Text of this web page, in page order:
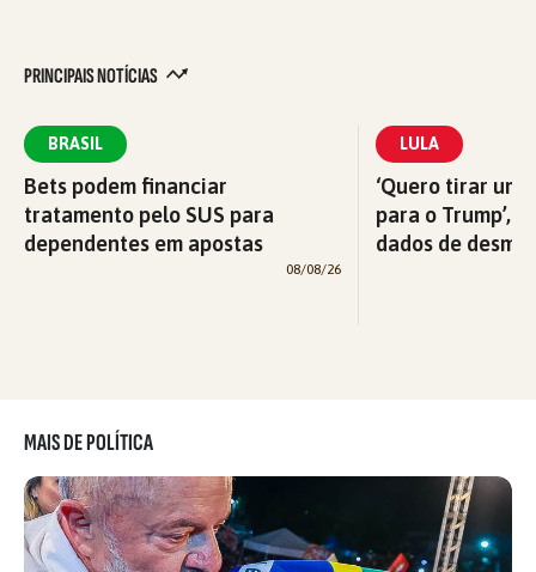
PRINCIPAIS NOTÍCIAS
BRASIL
Bets podem financiar
tratamento pelo SUS para
dependentes em apostas
08/08/26
LULA
‘Quero tirar
para o Trump’,
dados de
MAIS DE POLÍTICA